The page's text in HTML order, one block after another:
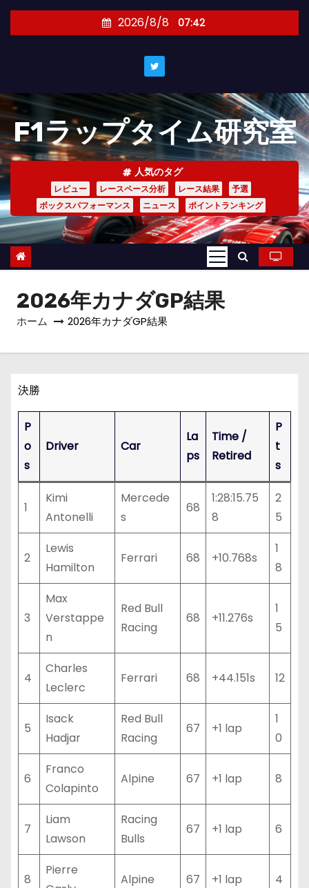
キ
ッ
プ
2026/8/8 07:42
F1ラップタイム研究室
人気のタグ
レビュー レースペース分析 レース結果
予選
ボックスパフォーマンス
ニュース ポイントランキング
2026年カナダGP結果
ホーム 2026年カナダGP結果
決勝
P
o
s
Driver Car
La
ps
Time /
Retired
P
t
s
1
Kimi
Antonelli
Mercede
s
68
1:28:15.75
8
2
5
2
Lewis
Hamilton
Ferrari 68 +10.768s
1
8
3
Max
Verstappe
n
Red Bull
Racing
68 +11.276s
1
5
4
Charles
Leclerc
Ferrari 68 +44.151s 12
5
Isack
Hadjar
Red Bull
Racing
67 +1 lap
1
0
6
Franco
Colapinto
Alpine 67 +1 lap 8
7
Liam
Lawson
Racing
Bulls
67 +1 lap 6
8
Pierre
Alpine 67 +1 lap 4